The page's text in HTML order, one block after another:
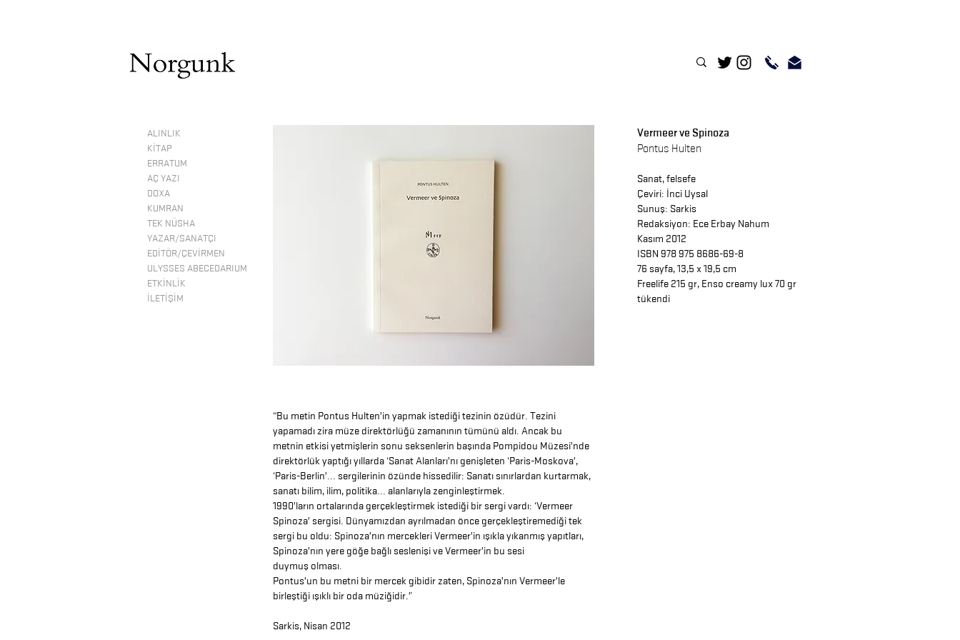
Vermeer ve Spinoza
Pontus Hulten
Sanat, felsefe
Çeviri: İnci Uysal
Sunuş: Sarkis
Redaksiyon: Ece Erbay Nahum
Kasım 2012
ISBN 978 975 8686-69-8
76 sayfa, 13,5 x 19,5 cm
Freelife 215 gr, Enso creamy lux 70 gr
tükendi
“Bu metin Pontus Hulten’in yapmak istediği tezinin özüdür. Tezini
yapamadı zira müze direktörlüğü zamanının tümünü aldı. Ancak bu
metnin etkisi yetmişlerin sonu seksenlerin başında Pompidou Müzesi’nde
direktörlük yaptığı yıllarda ‘Sanat Alanları’nı genişleten ‘Paris-Moskova’,
‘Paris-Berlin’... sergilerinin özünde hissedilir: Sanatı sınırlardan kurtarmak,
sanatı bilim, ilim, politika... alanlarıyla zenginleştirmek.
1990’ların ortalarında gerçekleştirmek istediği bir sergi vardı: ‘Vermeer
Spinoza’ sergisi. Dünyamızdan ayrılmadan önce gerçekleştiremediği tek
sergi bu oldu: Spinoza’nın mercekleri Vermeer’in ışıkla yıkanmış yapıtları,
Spinoza’nın yere göğe bağlı seslenişi ve Vermeer’in bu sesi
duymuş olması.
Pontus’un bu metni bir mercek gibidir zaten, Spinoza’nın Vermeer’le
birleştiği ışıklı bir oda müziğidir.”
Sarkis, Nisan 2012
ALINLIK
KİTAP
ERRATUM
AÇ YAZI
DOXA
KUMRAN
TEK NÜSHA
YAZAR/SANATÇI
EDİTÖR/ÇEVİRMEN
ULYSSES ABECEDARIUM
ETKİNLİK
İLETİŞİM